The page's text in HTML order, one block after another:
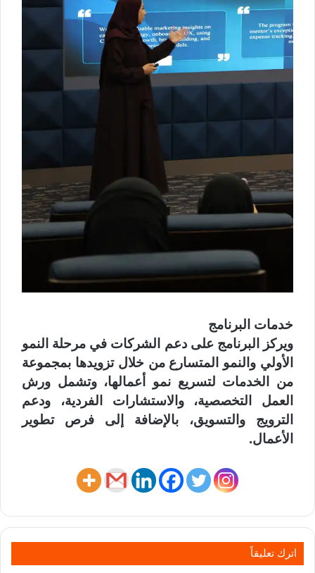
خدمات البرنامج
ويركز البرنامج على دعم الشركات في مرحلة النمو
الأولي والنمو المتسارع من خلال تزويدها بمجموعة
من الخدمات لتسريع نمو أعمالها، وتشمل ورش
العمل التخصصية، والاستشارات الفردية، ودعم
الترويج والتسويق، بالإضافة إلى فرص تطوير
الأعمال.
اترك تعليقاً